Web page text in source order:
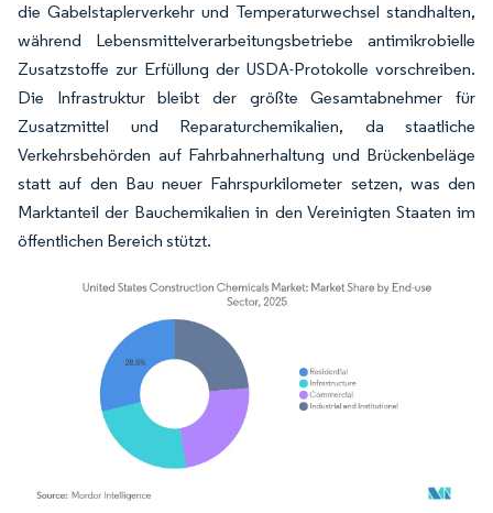
die Gabelstaplerverkehr und Temperaturwechsel standhalten,
während Lebensmittelverarbeitungsbetriebe antimikrobielle
Zusatzstoffe zur Erfüllung der USDA-Protokolle vorschreiben.
Die Infrastruktur bleibt der größte Gesamtabnehmer für
Zusatzmittel und Reparaturchemikalien, da staatliche
Verkehrsbehörden auf Fahrbahnerhaltung und Brückenbeläge
statt auf den Bau neuer Fahrspurkilometer setzen, was den
Marktanteil der Bauchemikalien in den Vereinigten Staaten im
öffentlichen Bereich stützt.